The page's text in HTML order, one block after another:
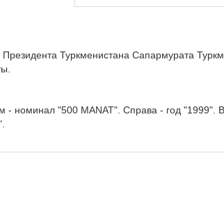
Туркменистана Сапармурата
номинал "500 MANAT". Справа - год "1999".